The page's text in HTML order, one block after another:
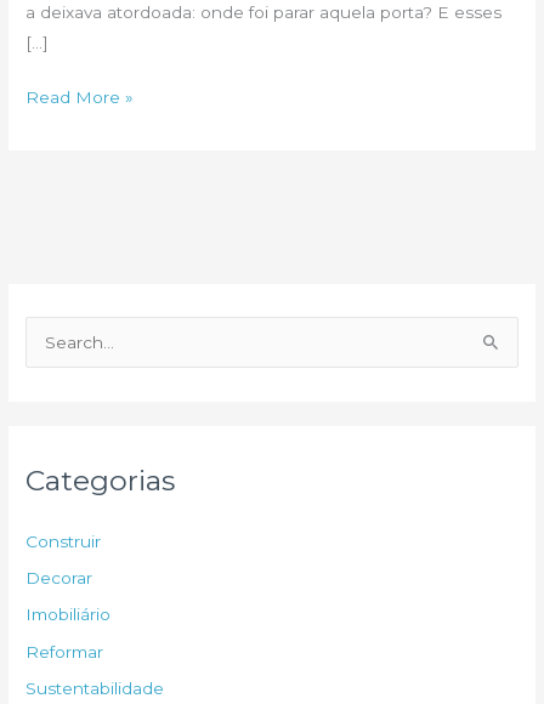
a deixava atordoada: onde foi parar aquela porta? E esses
[…]
As
Read More »
e
p
o
r
Categorias
Construir
Decorar
Imobiliário
Reformar
Sustentabilidade